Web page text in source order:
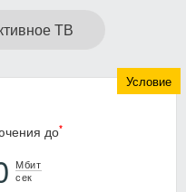
ТВ
Условие
до*
Мбит